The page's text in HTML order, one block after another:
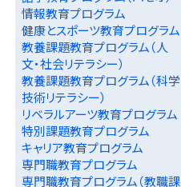
情報教育プログラム
健康とスポーツ教育プログラム
教養課題教育プログラム（人
文・社会リテラシー）
教養課題教育プログラム（科学
技術リテラシー）
リベラルアーツ教育プログラム
特別課題教育プログラム
キャリア教育プログラム
専門職教育プログラム
専門職教育プログラム（教職課